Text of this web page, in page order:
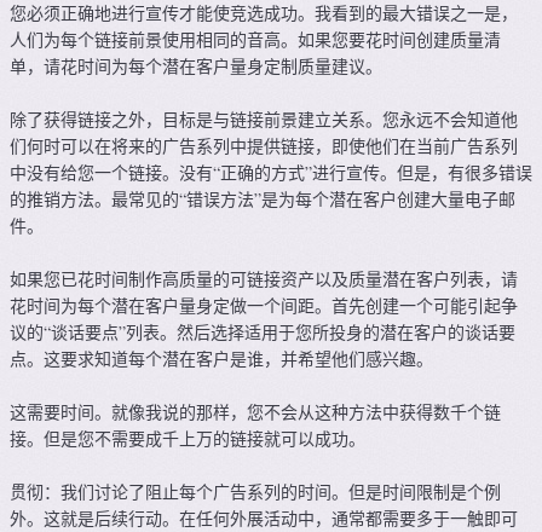
您必须正确地进行宣传才能使竞选成功。我看到的最大错误之一是，
人们为每个链接前景使用相同的音高。如果您要花时间创建质量清
单，请花时间为每个潜在客户量身定制质量建议。
除了获得链接之外，目标是与链接前景建立关系。您永远不会知道他
们何时可以在将来的广告系列中提供链接，即使他们在当前广告系列
中没有给您一个链接。没有“正确的方式”进行宣传。但是，有很多错误
的推销方法。最常见的“错误方法”是为每个潜在客户创建大量电子邮
件。
如果您已花时间制作高质量的可链接资产以及质量潜在客户列表，请
花时间为每个潜在客户量身定做一个间距。首先创建一个可能引起争
议的“谈话要点”列表。然后选择适用于您所投身的潜在客户的谈话要
点。这要求知道每个潜在客户是谁，并希望他们感兴趣。
这需要时间。就像我说的那样，您不会从这种方法中获得数千个链
接。但是您不需要成千上万的链接就可以成功。
贯彻：我们讨论了阻止每个广告系列的时间。但是时间限制是个例
外。这就是后续行动。在任何外展活动中，通常都需要多于一触即可